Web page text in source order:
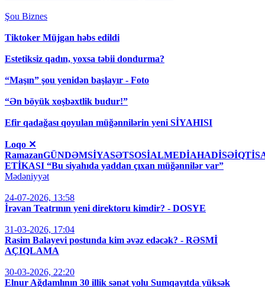
Şou Biznes
Tiktoker Müjgan həbs edildi
Estetiksiz qadın, yoxsa təbii dondurma?
“Maşın” şou yenidən başlayır - Foto
“Ən böyük xoşbəxtlik budur!”
Efir qadağası qoyulan müğənnilərin yeni SİYAHISI
Loqo ✕
ETİKASI “Bu siyahıda yaddan çıxan müğənnilər var”
Mədəniyyət
24-07-2026, 13:58
İrəvan Teatrının yeni direktoru kimdir? - DOSYE
31-03-2026, 17:04
Rasim Balayevi postunda kim əvəz edəcək? - RƏSMİ
AÇIQLAMA
30-03-2026, 22:20
Elnur Ağdamlının 30 illik sənət yolu Sumqayıtda yüksək